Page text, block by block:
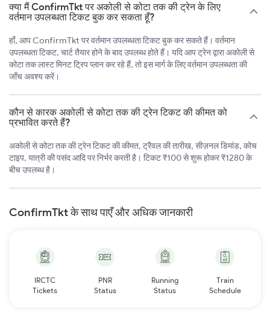
क्या मैं ConfirmTkt पर अकोली से कोटा तक की ट्रेन के लिए
वर्तमान उपलब्धता टिकट बुक कर सकता हूँ?
हाँ, आप ConfirmTkt पर वर्तमान उपलब्धता टिकट बुक कर सकते हैं। वर्तमान
उपलब्धता टिकट, चार्ट तैयार होने के बाद उपलब्ध होते हैं। यदि आप ट्रेन द्वारा अकोली से
कोटा तक लास्ट मिनट ट्रिप प्लान कर रहे हैं, तो इस मार्ग के लिए वर्तमान उपलब्धता की
जाँच अवश्य करें।
कौन से कारक अकोली से कोटा तक की ट्रेन टिकट की कीमत को
प्रभावित करते हैं?
अकोली से कोटा तक की ट्रेन टिकट की कीमत, ट्रैवल की तारीख, सीज़नल डिमांड, कोच
टाइप, यात्री की पसंद आदि पर निर्भर करती है। टिकट ₹100 से शुरू होकर ₹1280 के
बीच उपलब्ध है।
ConfirmTkt के साथ पाएँ और अधिक जानकारी
IRCTC
Tickets
PNR
Status
Running
Status
Train
Schedule